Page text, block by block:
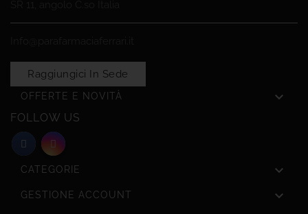
Raggiungici In Sede
OFFERTE E NOVITÀ 
FOLLOW US
CATEGORIE 
GESTIONE ACCOUNT 